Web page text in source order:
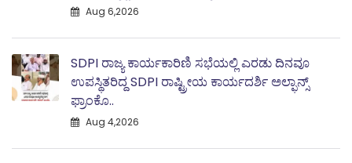
Aug 6,2026
SDPI ರಾಜ್ಯ ಕಾರ್ಯಕಾರಿಣಿ ಸಭೆಯಲ್ಲಿ ಎರಡು ದಿನವೂ
ಉಪಸ್ಥಿತರಿದ್ದ SDPI ರಾಷ್ಟ್ರೀಯ ಕಾರ್ಯದರ್ಶಿ ಅಲ್ಫಾನ್ಸ್
ಫ್ರಾಂಕೊ..
Aug 4,2026